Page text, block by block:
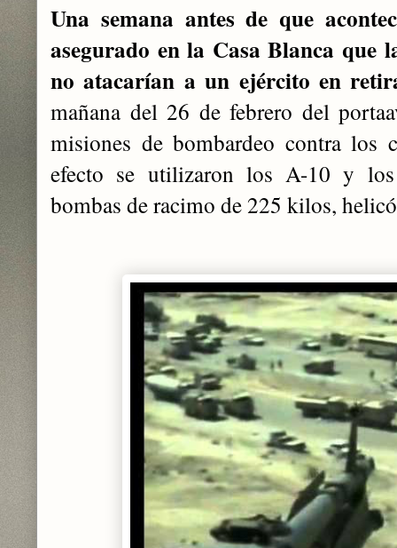
Una semana antes de que
asegurado en la Casa Blanca que
no atacarían a un ejército en
mañana del 26 de febrero del
misiones de bombardeo contra los
efecto se utilizaron los A-10 y
bombas de racimo de 225 kilos,